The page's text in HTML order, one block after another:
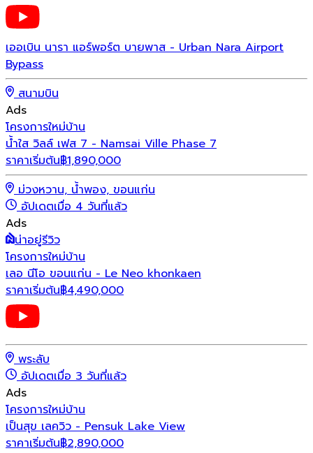
เออเบิน นารา แอร์พอร์ต บายพาส - Urban Nara Airport
Bypass
สนามบิน
Ads
โครงการใหม่บ้าน
น้ำใส วิลล์ เฟส 7 - Namsai Ville Phase 7
ราคาเริ่มต้น฿1,890,000
ม่วงหวาน, น้ำพอง, ขอนแก่น
อัปเดตเมื่อ 4 วันที่แล้ว
Ads
น่าอยู่รีวิว
โครงการใหม่บ้าน
เลอ นีโอ ขอนแก่น - Le Neo khonkaen
ราคาเริ่มต้น฿4,490,000
พระลับ
อัปเดตเมื่อ 3 วันที่แล้ว
Ads
โครงการใหม่บ้าน
เป็นสุข เลควิว - Pensuk Lake View
ราคาเริ่มต้น฿2,890,000